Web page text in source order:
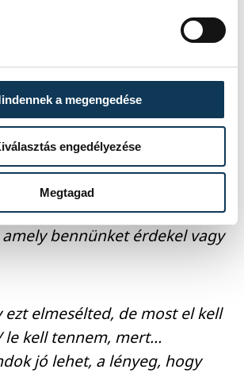
a megengedése
engedélyezése
Megtagad
eszembe juttattad ezt,
kell néznem /fel kell hívnom /
egy... stb.
És arról mi a
(itt említsünk meg egy
bennünket érdekel vagy
elmesélted, de most el kell
le kell tennem, mert…
jó lehet, a lényeg, hogy